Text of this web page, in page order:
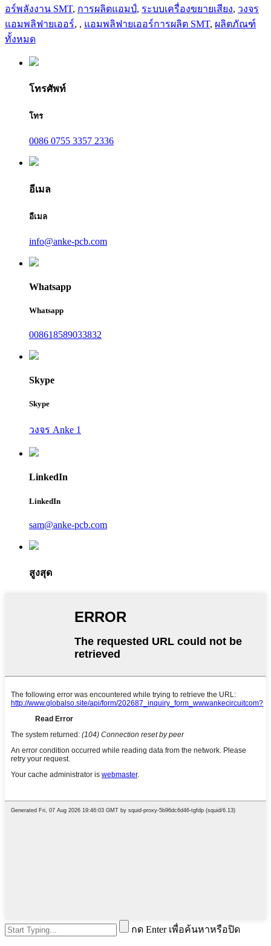
อร์พลังงาน SMT, การผลิตแอมป์, ระบบเครื่องขยายเสียง, วงจร
แอมพลิฟายเออร์, , แอมพลิฟายเออร์การผลิต SMT, ผลิตภัณฑ์
ทั้งหมด
โทรศัพท์
โทร
0086 0755 3357 2336
อีเมล
อีเมล
info@anke-pcb.com
Whatsapp
Whatsapp
008618589033832
Skype
Skype
วงจร Anke 1
LinkedIn
LinkedIn
sam@anke-pcb.com
สูงสุด
กด Enter เพื่อค้นหาหรือปิด